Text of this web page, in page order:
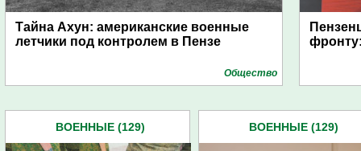
Тайна Ахун: американские военные
летчики под контролем в Пензе
Общество
ВОЕННЫЕ (129) ВОЕННЫЕ (129)